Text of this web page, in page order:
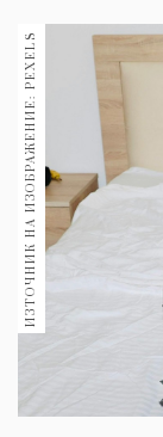
30+
Гурме
Пътувай
Здраве
1816
ИЗТОЧНИК НА ИЗОБРАЖЕНИЕ: PEXELS